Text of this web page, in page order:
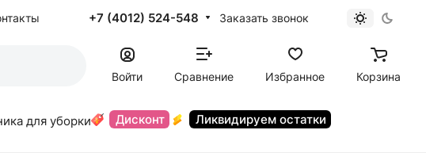
+7 (4012) 524-548 Заказать звонок
Войти Сравнение Избранное Корзина
для уборки Дисконт Ликвидируем остатки